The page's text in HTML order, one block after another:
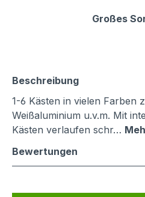
Großes
Beschreibung
1-6 Kästen in vielen Farben
Weißaluminium u.v.m. Mit
Kästen verlaufen schr…
Bewertungen